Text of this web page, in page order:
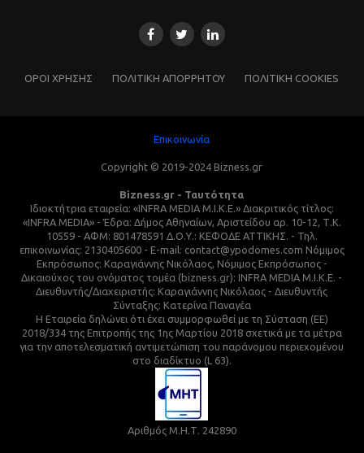
ΌΡΟΙ ΧΡΗΣΗΣ ΠΟΛΙΤΙΚΗ ΑΠΟΡΡΗΤΟΥ ΠΟΛΙΤΙΚΗ COOKIES
Επικοινωνία
Copyright © 2019-2024 Bizness.gr
Bizness.gr - Ταυτότητα
Ιδιοκτήτρια εταιρεία: «INFRA MEDIA M.I.K.E.» Διακριτικός τίτλος:
«INFRA MEDIA» - Έδρα: Δήμος Αθηναίων, Αριστείδου αρ. 10-12, Τ.Κ.
10559 - ΑΦΜ: 801478591 Δ.Ο.Υ.: ΚΕΦΟΔΕ ΑΤΤΙΚΗΣ. - Τηλ.
επικοινωνίας: 2130405600 - E-mail: contact@ypodomes.com Νόμιμος
Εκπρόσωπος: Καραγιάννης Νικόλαος, Νόμιμος Εκπρόσωπος -
Δικαιούχος του ονόματος τομέα (bizness.gr): INFRA MEDIA M.I.K.E. -
Διευθυντής/Διαχειριστής: Καραγιάννης Νικόλαος - Διευθυντής
Σύνταξης: Κατερίνα Παναγέα
Η Εταιρεία δηλώνει ότι έχει συμμορφωθεί με τη Σύσταση (ΕΕ)
2018/334 της Επιτροπής της 1ης Μαρτίου 2018 σχετικά με τα μέτρα
για την αποτελεσματική αντιμετώπιση του παράνομου περιεχομένου
στο διαδίκτυο (L 63).
Αριθμός Μ.Η.Τ. 242890